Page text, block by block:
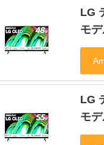
LG
モ
LG
モ